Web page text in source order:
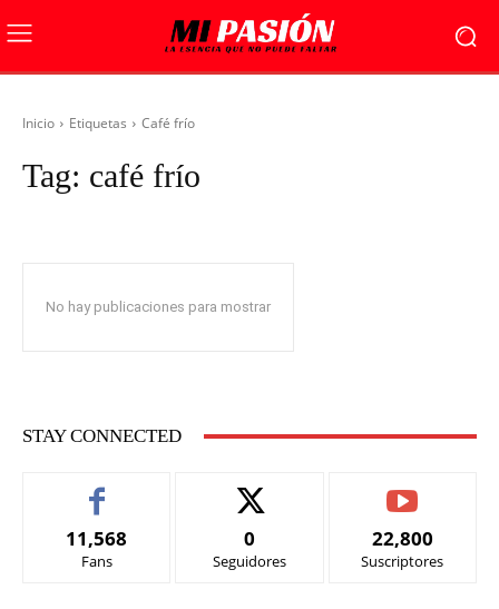
Inicio Etiquetas Café frío
Tag: café frío
No hay publicaciones para mostrar
STAY CONNECTED
11,568
Fans
0
Seguidores
22,800
Suscriptores